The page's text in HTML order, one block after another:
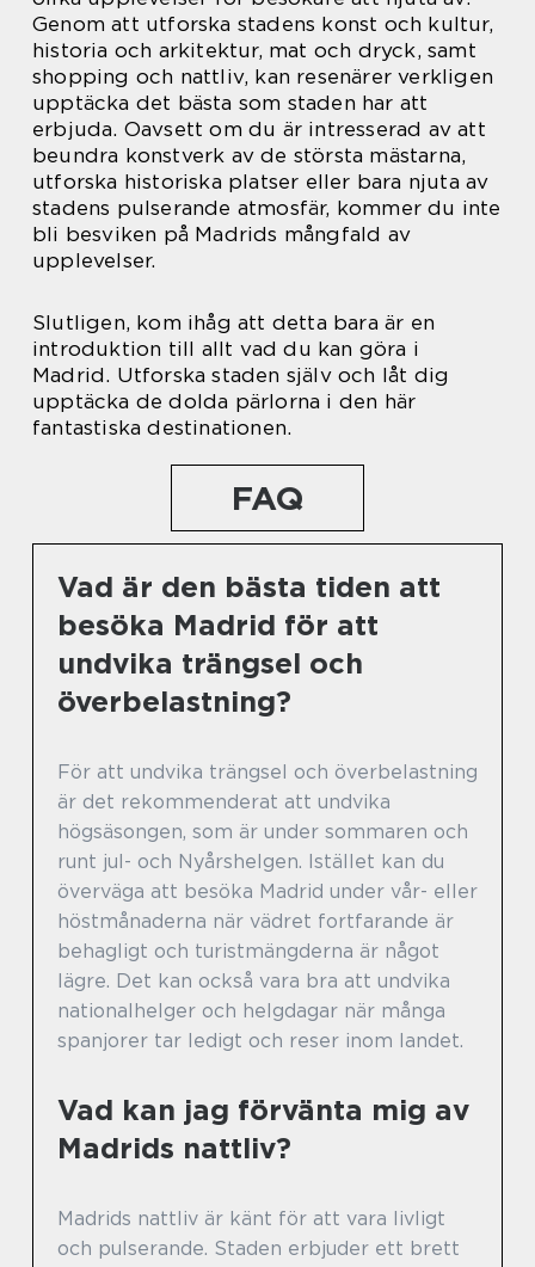
Genom att utforska stadens konst och kultur,
historia och arkitektur, mat och dryck, samt
shopping och nattliv, kan resenärer verkligen
upptäcka det bästa som staden har att
erbjuda. Oavsett om du är intresserad av att
beundra konstverk av de största mästarna,
utforska historiska platser eller bara njuta av
stadens pulserande atmosfär, kommer du inte
bli besviken på Madrids mångfald av
upplevelser.
Slutligen, kom ihåg att detta bara är en
introduktion till allt vad du kan göra i
Madrid. Utforska staden själv och låt dig
upptäcka de dolda pärlorna i den här
fantastiska destinationen.
FAQ
Vad är den bästa tiden att
besöka Madrid för att
undvika trängsel och
överbelastning?
För att undvika trängsel och överbelastning
är det rekommenderat att undvika
högsäsongen, som är under sommaren och
runt jul- och Nyårshelgen. Istället kan du
överväga att besöka Madrid under vår- eller
höstmånaderna när vädret fortfarande är
behagligt och turistmängderna är något
lägre. Det kan också vara bra att undvika
nationalhelger och helgdagar när många
spanjorer tar ledigt och reser inom landet.
Vad kan jag förvänta mig av
Madrids nattliv?
Madrids nattliv är känt för att vara livligt
och pulserande. Staden erbjuder ett brett